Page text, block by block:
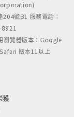
號B1 服務電話：
瀏覽器版本：Google
版本11以上
獲